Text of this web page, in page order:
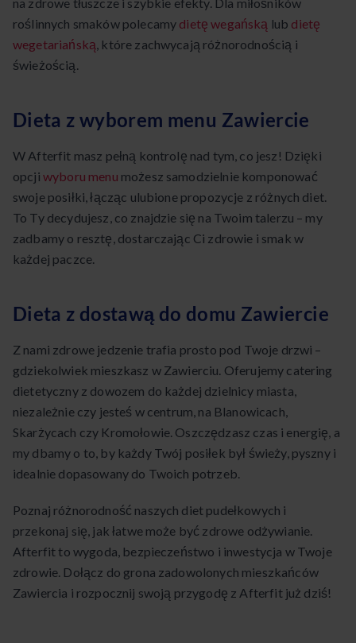
roślinnych smaków polecamy dietę wegańską lub dietę
wegetariańską , które zachwycają różnorodnością i
świeżością.
Dieta z wyborem menu Zawiercie
W Afterfit masz pełną kontrolę nad tym, co jesz! Dzięki
opcji wyboru menu możesz samodzielnie komponować
swoje posiłki, łącząc ulubione propozycje z różnych diet.
To Ty decydujesz, co znajdzie się na Twoim talerzu – my
zadbamy o resztę, dostarczając Ci zdrowie i smak w
każdej paczce.
Dieta z dostawą do domu Zawiercie
Z nami zdrowe jedzenie trafia prosto pod Twoje drzwi –
gdziekolwiek mieszkasz w Zawierciu. Oferujemy catering
dietetyczny z dowozem do każdej dzielnicy miasta,
niezależnie czy jesteś w centrum, na Blanowicach,
Skarżycach czy Kromołowie. Oszczędzasz czas i energię, a
my dbamy o to, by każdy Twój posiłek był świeży, pyszny i
idealnie dopasowany do Twoich potrzeb.
Poznaj różnorodność naszych diet pudełkowych i
przekonaj się, jak łatwe może być zdrowe odżywianie.
Afterfit to wygoda, bezpieczeństwo i inwestycja w Twoje
zdrowie. Dołącz do grona zadowolonych mieszkańców
Zawiercia i rozpocznij swoją przygodę z Afterfit już dziś!